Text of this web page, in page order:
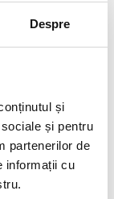
Despre
și
și pentru
partenerilor de
informații cu
Pen + rezerva,
culori, Pelikan